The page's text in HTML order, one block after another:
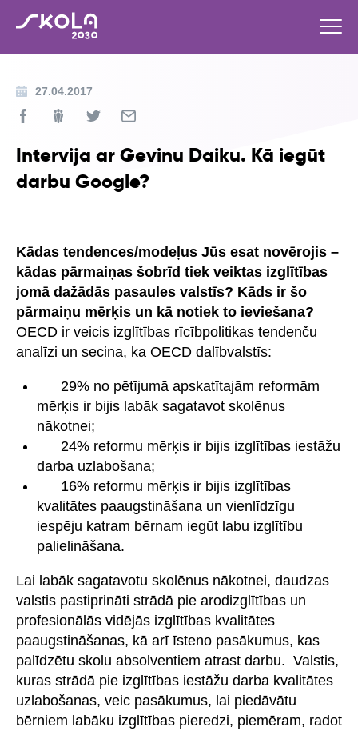
27.04.2017
Intervija ar Gevinu Daiku. Kā iegūt
darbu Google?
Kādas tendences/modeļus Jūs esat novērojis –
kādas pārmaiņas šobrīd tiek veiktas izglītības
jomā dažādās pasaules valstīs? Kāds ir šo
pārmaiņu mērķis un kā notiek to ieviešana?
OECD ir veicis izglītības rīcībpolitikas tendenču
analīzi un secina, ka OECD dalībvalstīs:
29% no pētījumā apskatītajām reformām
mērķis ir bijis labāk sagatavot skolēnus
nākotnei;
24% reformu mērķis ir bijis izglītības iestāžu
darba uzlabošana;
16% reformu mērķis ir bijis izglītības
kvalitātes paaugstināšana un vienlīdzīgu
iespēju katram bērnam iegūt labu izglītību
palielināšana.
Lai labāk sagatavotu skolēnus nākotnei, daudzas
valstis pastiprināti strādā pie arodizglītības un
profesionālās vidējās izglītības kvalitātes
paaugstināšanas, kā arī īsteno pasākumus, kas
palīdzētu skolu absolventiem atrast darbu. Valstis,
kuras strādā pie izglītības iestāžu darba kvalitātes
uzlabošanas, veic pasākumus, lai piedāvātu
bērniem labāku izglītības pieredzi, piemēram, radot